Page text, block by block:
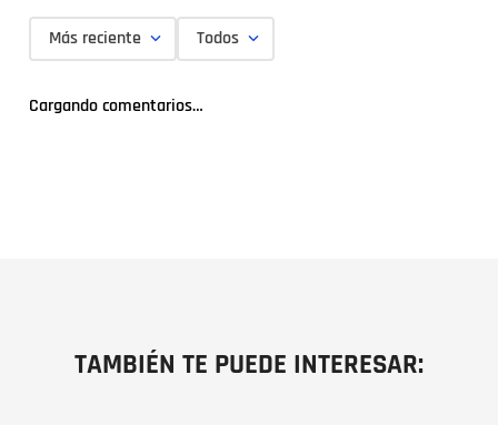
Más reciente Todos
Cargando comentarios…
TAMBIÉN TE PUEDE INTERESAR: